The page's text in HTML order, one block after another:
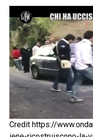
Credit https://